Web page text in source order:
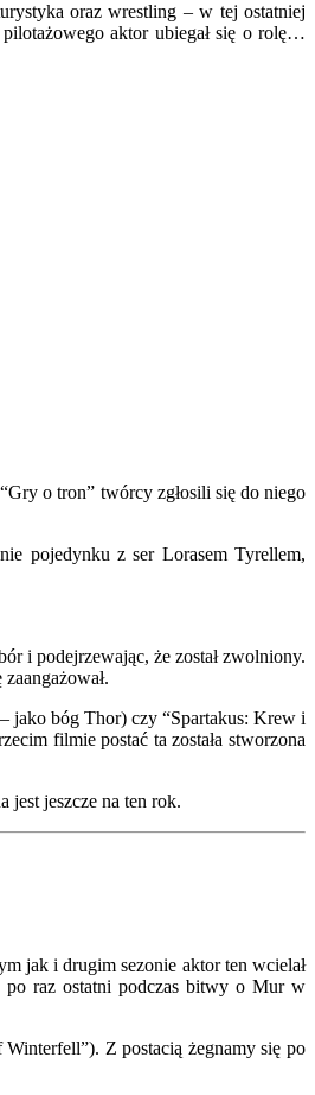
oraz wrestling – w tej ostatniej
aktor ubiegał się o rolę…
o tron” twórcy zgłosili się do niego
pojedynku z ser Lorasem Tyrellem,
i podejrzewając, że został zwolniony.
jako bóg Thor) czy “Spartakus: Krew i
filmie postać ta została stworzona
jest jeszcze na ten rok.
jak i drugim sezonie aktor ten wcielał
po raz ostatni podczas bitwy o Mur w
Z postacią żegnamy się po